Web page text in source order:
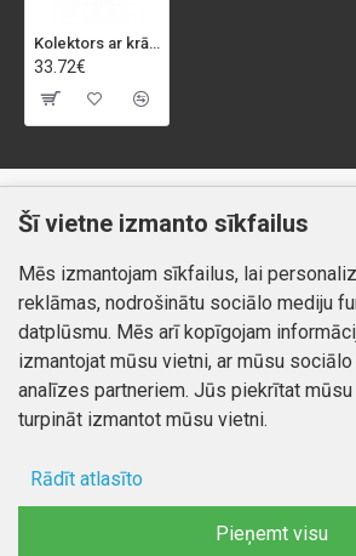
Kolektors ar krāniem 3/4*x4 7001 MIKY, 3/4X4
33.72€
Klientiem
Kontakti
Preču atgriešana
Mans profils
Mans profils
Pasūtījumi
Autortiesības © 2026,
Šī vietne izmanto sīkfailus
Mēs izmantojam sīkfailus, lai
reklāmas, nodrošinātu sociālo mediju
datplūsmu. Mēs arī kopīgojam
izmantojat mūsu vietni, ar mūsu
analīzes partneriem. Jūs piekrītat
turpināt izmantot mūsu vietni.
Rādīt atlasīto
Pieņemt visu